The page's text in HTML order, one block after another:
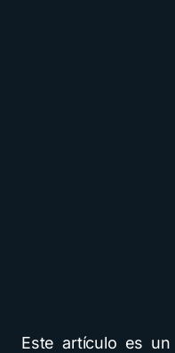
Este artículo es